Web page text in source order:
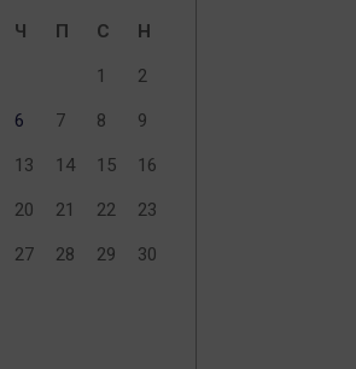
Ч П С Н
1 2
6 7 8 9
13 14 15 16
20 21 22 23
27 28 29 30